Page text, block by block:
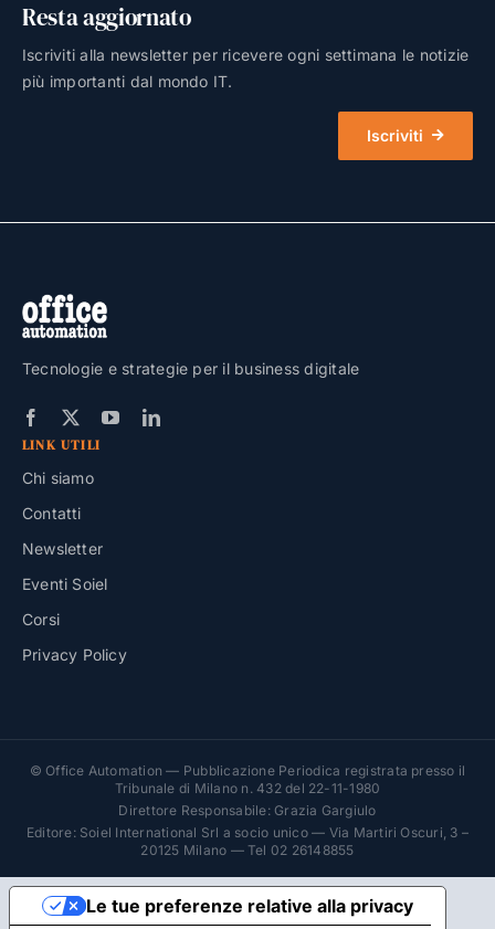
Resta aggiornato
Iscriviti alla newsletter per ricevere ogni settimana le notizie
più importanti dal mondo IT.
Iscriviti
Tecnologie e strategie per il business digitale
LINK UTILI
Chi siamo
Contatti
Newsletter
Eventi Soiel
Corsi
Privacy Policy
© Office Automation — Pubblicazione Periodica registrata presso il
Tribunale di Milano n. 432 del 22-11-1980
Direttore Responsabile: Grazia Gargiulo
Editore: Soiel International Srl a socio unico — Via Martiri Oscuri, 3 –
20125 Milano — Tel 02 26148855
Le tue preferenze relative alla privacy